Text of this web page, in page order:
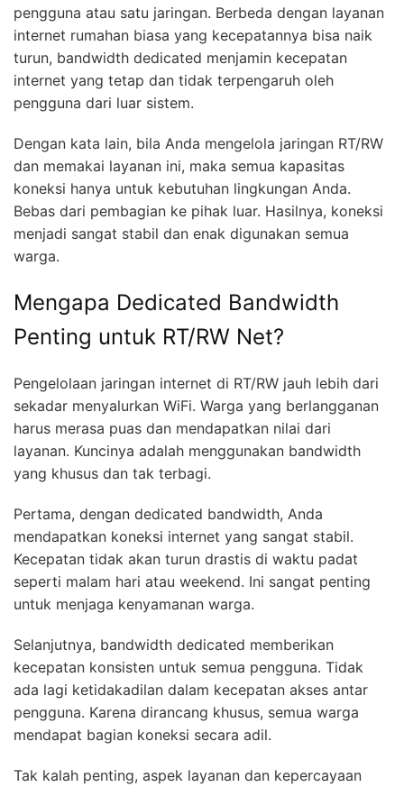
pengguna atau satu jaringan. Berbeda dengan layanan
internet rumahan biasa yang kecepatannya bisa naik
turun, bandwidth dedicated menjamin kecepatan
internet yang tetap dan tidak terpengaruh oleh
pengguna dari luar sistem.
Dengan kata lain, bila Anda mengelola jaringan RT/RW
dan memakai layanan ini, maka semua kapasitas
koneksi hanya untuk kebutuhan lingkungan Anda.
Bebas dari pembagian ke pihak luar. Hasilnya, koneksi
menjadi sangat stabil dan enak digunakan semua
warga.
Mengapa Dedicated Bandwidth
Penting untuk RT/RW Net?
Pengelolaan jaringan internet di RT/RW jauh lebih dari
sekadar menyalurkan WiFi. Warga yang berlangganan
harus merasa puas dan mendapatkan nilai dari
layanan. Kuncinya adalah menggunakan bandwidth
yang khusus dan tak terbagi.
Pertama, dengan dedicated bandwidth, Anda
mendapatkan koneksi internet yang sangat stabil.
Kecepatan tidak akan turun drastis di waktu padat
seperti malam hari atau weekend. Ini sangat penting
untuk menjaga kenyamanan warga.
Selanjutnya, bandwidth dedicated memberikan
kecepatan konsisten untuk semua pengguna. Tidak
ada lagi ketidakadilan dalam kecepatan akses antar
pengguna. Karena dirancang khusus, semua warga
mendapat bagian koneksi secara adil.
Tak kalah penting, aspek layanan dan kepercayaan